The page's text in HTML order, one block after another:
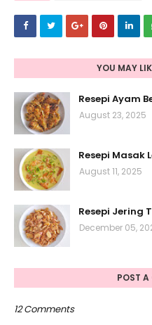
YOU MAY
Resepi Ayam
August 23, 2025
Resepi Masak
August 11, 2025
Resepi Jering
December 05,
POST
12 Comments